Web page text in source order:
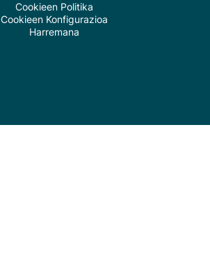
Cookieen Politika
Cookieen Konfigurazioa
Harremana